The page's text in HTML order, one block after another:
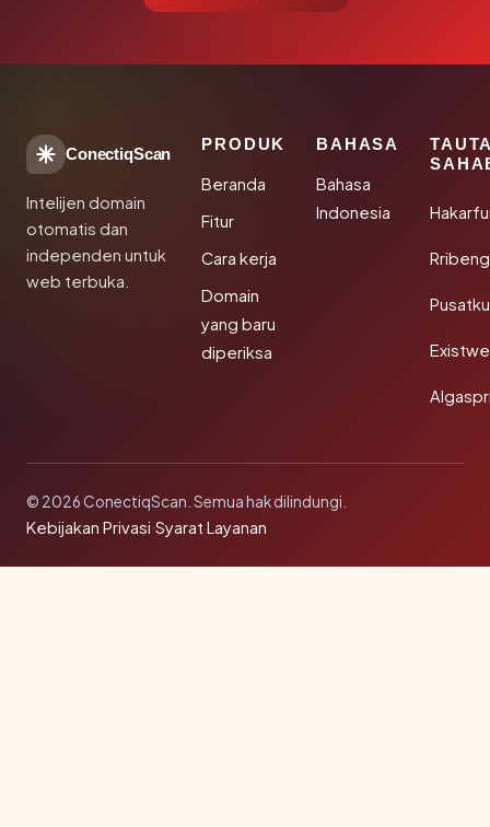
ConectiqScan
Intelijen domain
otomatis dan
independen untuk
web terbuka.
PRODUK
Beranda
Fitur
Cara kerja
Domain
yang baru
diperiksa
BAHASA
Bahasa
Indonesia
© 2026 ConectiqScan. Semua hak dilindungi.
Kebijakan Privasi·Syarat Layanan